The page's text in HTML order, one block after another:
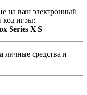
на ваш электронный
код игры:
Series X|S
средства и